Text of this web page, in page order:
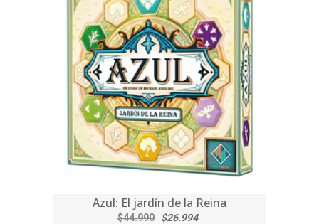
Azul: El jardín de la Reina
$44.990 $26.994